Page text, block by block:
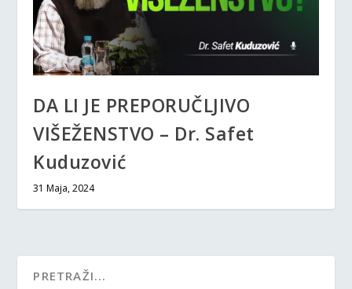
DA LI JE PREPORUČLJIVO
VIŠEŽENSTVO – Dr. Safet
Kuduzović
31 Maja, 2024